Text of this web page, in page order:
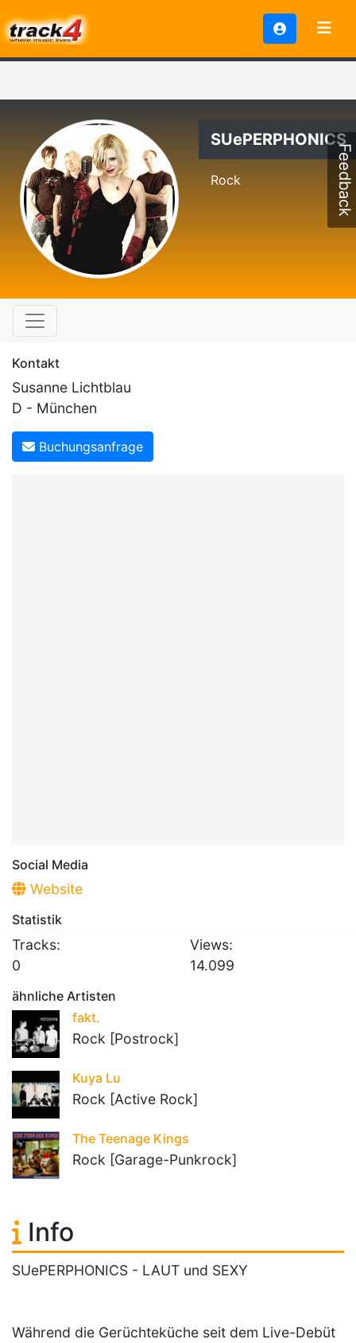
SUePERPHONICS
Rock
Kontakt
Susanne Lichtblau
D - München
Buchungsanfrage
Social Media
Website
Statistik
Tracks:
0
Views:
14.099
ähnliche Artisten
fakt.
Rock [Postrock]
Kuya Lu
Rock [Active Rock]
The Teenage Kings
Rock [Garage-Punkrock]
Info
SUePERPHONICS - LAUT und SEXY
Während die Gerüchteküche seit dem Live-Debüt
Feedback